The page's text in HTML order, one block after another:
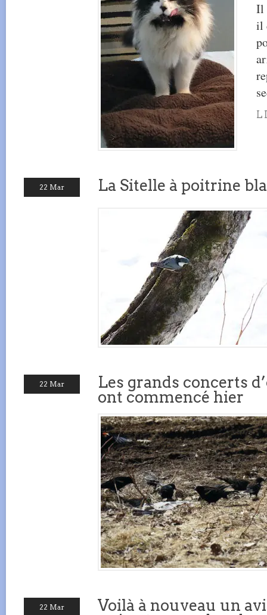
Il
il
22 Mar La Sitelle à poitrine
22 Mar
Les grands concerts
ont commencé hier
22 Mar
Voilà à nouveau un